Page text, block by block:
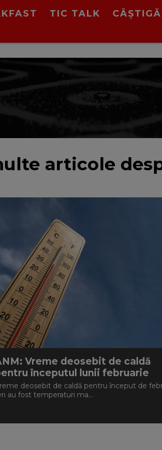
TIC TALK CÂȘTIGĂ
articole
Vreme deosebit de caldă
începutul lunii februarie
deosebit de caldă pentru început de
au fost temperaturi ma...